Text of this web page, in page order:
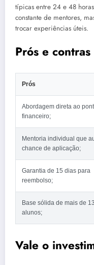
típicas entre 24 e 48
constante de mentores,
trocar experiências úteis.
Prós e
Prós
Abordagem direta ao
financeiro;
Mentoria individual que
chance de aplicação;
Garantia de 15 dias para
reembolso;
Base sólida de mais de
alunos;
Vale o